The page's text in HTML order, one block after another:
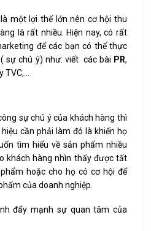
một lợi thế lớn nên cơ hội thu
là rất nhiều. Hiện nay, có rất
để các bạn có thể thực
sự chú ý) như: viết các bài PR,
sự chú ý của khách hàng thì
cần phải làm đó là khiến họ
tìm hiểu về sản phẩm nhiều
khách hàng nhìn thấy được tất
hoặc cho họ có cơ hội để
của doanh nghiệp.
đẩy mạnh sự quan tâm của